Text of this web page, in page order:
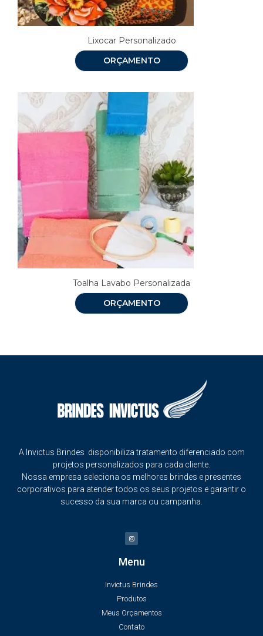
Lixocar Personalizado
ORÇAMENTO
Toalha Lavabo Personalizada
ORÇAMENTO
A Invictus Brindes disponibiliza tratamento diferenciado com
projetos personalizados para cada cliente.
Nossa empresa seleciona os melhores brindes e presentes
corporativos para atender todos os seus projetos e garantir o
sucesso da sua marca ou campanha.
Menu
Invictus Brindes
Produtos
Meus Orçamentos
Contato